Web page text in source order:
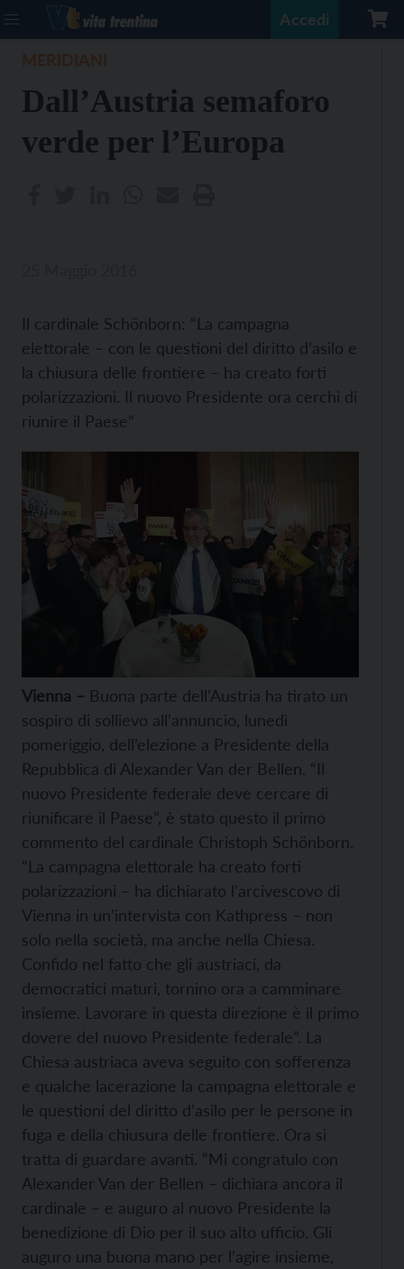
Accedi
Dall’Austria semaforo
verde per l’Europa
Il cardinale Schönborn: “La campagna
elettorale – con le questioni del diritto d’asilo e
la chiusura delle frontiere – ha creato forti
polarizzazioni. Il nuovo Presidente ora cerchi di
riunire il Paese”
Vienna – Buona parte dell’Austria ha tirato un
sospiro di sollievo all’annuncio, lunedì
pomeriggio, dell’elezione a Presidente della
Repubblica di Alexander Van der Bellen. “Il
nuovo Presidente federale deve cercare di
riunificare il Paese”, è stato questo il primo
commento del cardinale Christoph Schönborn.
“La campagna elettorale ha creato forti
polarizzazioni – ha dichiarato l’arcivescovo di
Vienna in un’intervista con Kathpress – non
solo nella società, ma anche nella Chiesa.
Confido nel fatto che gli austriaci, da
democratici maturi, tornino ora a camminare
insieme. Lavorare in questa direzione è il primo
dovere del nuovo Presidente federale”. La
Chiesa austriaca aveva seguito con sofferenza
e qualche lacerazione la campagna elettorale e
le questioni del diritto d’asilo per le persone in
fuga e della chiusura delle frontiere. Ora si
tratta di guardare avanti. “Mi congratulo con
Alexander Van der Bellen – dichiara ancora il
cardinale – e auguro al nuovo Presidente la
benedizione di Dio per il suo alto ufficio. Gli
auguro una buona mano per l’agire insieme,